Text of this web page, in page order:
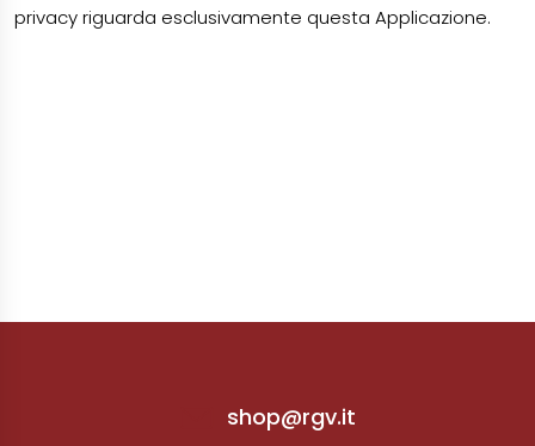
privacy riguarda esclusivamente questa Applicazione.
shop@rgv.it